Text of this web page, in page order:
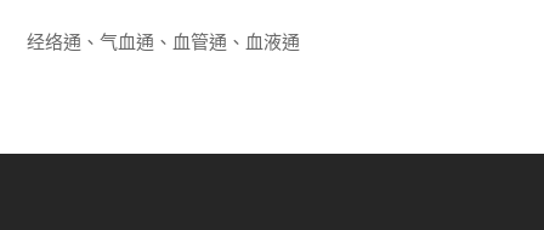
经络通、气血通、血管通、血液通